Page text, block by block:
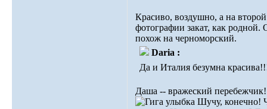
Красиво, воздушно, а на второй
фотографии закат, как родной.
похож на черноморский.
Daria :
Да и Италия безумна
Даша -- вражеский перебежчик!
Шучу, конечно!